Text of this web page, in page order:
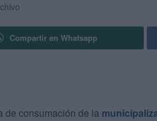
Compartir en Whatsapp
de consumación de la